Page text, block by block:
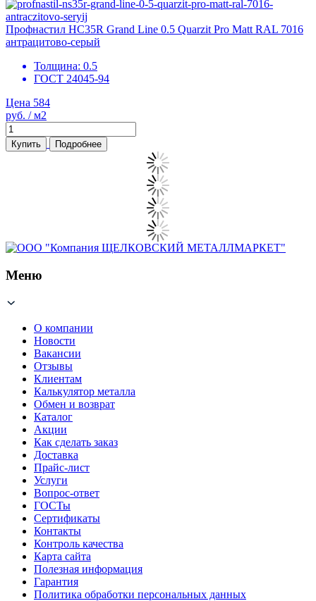
Профнастил НС35R Grand Line 0.5 Quarzit Pro Matt RAL 7016
антрацитово-серый
Толщина: 0.5
ГОСТ 24045-94
Цена 584
руб. / м2
Купить Подробнее
Меню
О компании
Новости
Вакансии
Отзывы
Клиентам
Калькулятор металла
Обмен и возврат
Каталог
Акции
Как сделать заказ
Доставка
Прайс-лист
Услуги
Вопрос-ответ
ГОСТы
Сертификаты
Контакты
Контроль качества
Карта сайта
Полезная информация
Гарантия
Политика обработки персональных данных